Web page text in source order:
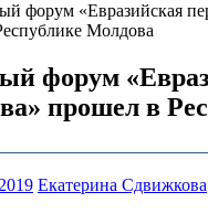
форум «Евразийская
Молдова
форум
прошел в
Екатерина Сдвижкова